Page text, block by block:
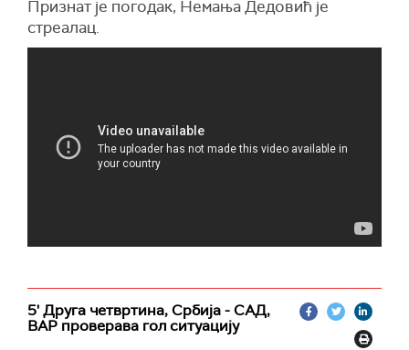
Признат је погодак, Немања Дедовић је
стреалац.
5' Друга четвртина, Србија - САД,
ВАР проверава гол ситуацију